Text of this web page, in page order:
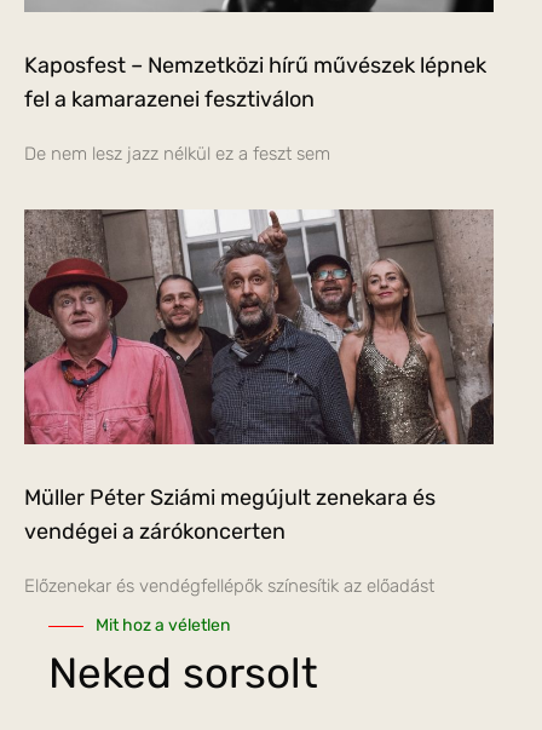
Kaposfest – Nemzetközi hírű művészek lépnek
fel a kamarazenei fesztiválon
De nem lesz jazz nélkül ez a feszt sem
Müller Péter Sziámi megújult zenekara és
vendégei a zárókoncerten
Előzenekar és vendégfellépők színesítik az előadást
Mit hoz a véletlen
Neked sorsolt